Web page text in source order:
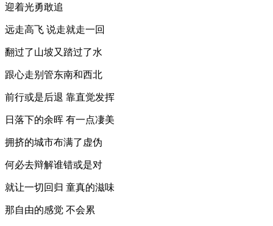
迎着光勇敢追
远走高飞 说走就走一回
翻过了山坡又踏过了水
跟心走别管东南和西北
前行或是后退 靠直觉发挥
日落下的余晖 有一点凄美
拥挤的城市布满了虚伪
何必去辩解谁错或是对
就让一切回归 童真的滋味
那自由的感觉 不会累